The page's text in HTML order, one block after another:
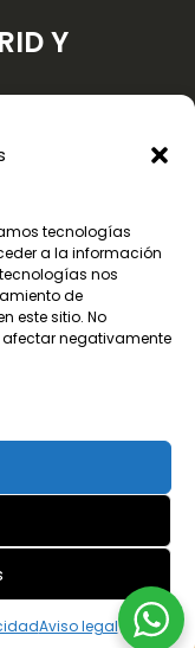
tecnologías
a la información
nos
de
este sitio. No
afectar negativamente
Aviso legal
Y
privacidad